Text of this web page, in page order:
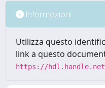
Informazioni
Utilizza questo
link a questo
https://hdl.handle.net/